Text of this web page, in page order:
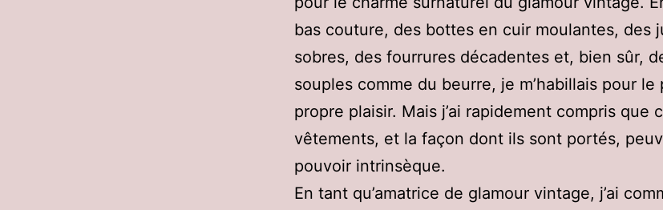
bas couture, des bottes en cuir moulantes, des
sobres, des fourrures décadentes et, bien sûr,
souples comme du beurre, je m’habillais pour le
propre plaisir. Mais j’ai rapidement compris que
vêtements, et la façon dont ils sont portés,
pouvoir intrinsèque.
En tant qu’amatrice de glamour vintage, j’ai